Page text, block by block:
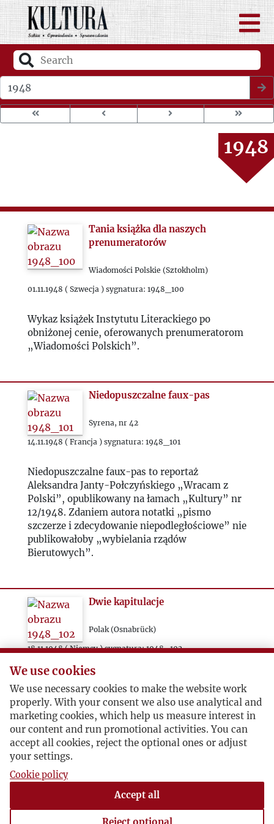
1946
1947
1948
1949
1950
1955
1958
1959
1961
1963
1964
1965
1966
1967
Tania książka dla naszych
prenumeratorów
Wiadomości Polskie (Sztokholm)
01.11.1948 ( Szwecja ) sygnatura: 1948_100
Wykaz książek Instytutu Literackiego po
obniżonej cenie, oferowanych prenumeratorom
„Wiadomości Polskich”.
Niedopuszczalne faux-pas
Syrena, nr 42
14.11.1948 ( Francja ) sygnatura: 1948_101
Niedopuszczalne faux-pas to reportaż
Aleksandra Janty-Połczyńskiego „Wracam z
Polski”, opublikowany na łamach „Kultury” nr
12/1948. Zdaniem autora notatki „pismo
szczerze i zdecydowanie niepodległościowe” nie
publikowałoby „wybielania rządów
Bierutowych”.
Dwie kapitulacje
Polak (Osnabrück)
18.11.1948 ( Niemcy ) sygnatura: 1948_102
Autor notatki dostrzega w „Kulturze” nr 12 dwie
kapitulacje. Jedna to relacja Kazimierza Iranek-
Osmeckiego, dotycząca okoliczności kapitulacji,
kończącej powstanie warszawskie i druga
kapitulacja, podwójna, samej „Kultury” i
Aleksandra Janty-Połczyńskiego, którą jest
opublikowanie reportażu „Wracam z Polski”.
… 4 5
We use cookies
We use necessary cookies to make the website work
properly. With your consent we also use analytical and
marketing cookies, which help us measure interest in
our content and run promotional activities. You can
accept all cookies, reject the optional ones or adjust
your settings.
Cookie policy
Accept all